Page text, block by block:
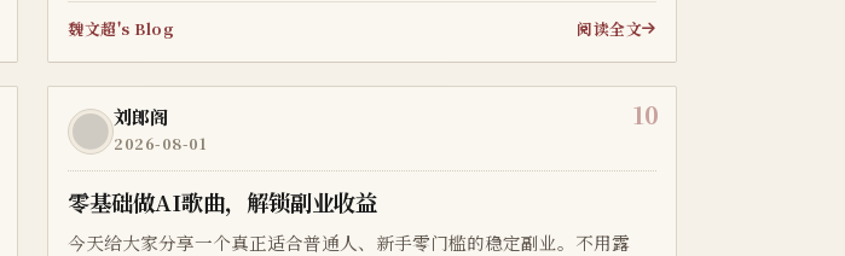
魏文超's Blog 阅读全文
10
刘郎阁
2026-08-01
零基础做AI歌曲，解锁副业收益
今天给大家分享一个真正适合普通人、新手零门槛的稳定副业。不用露